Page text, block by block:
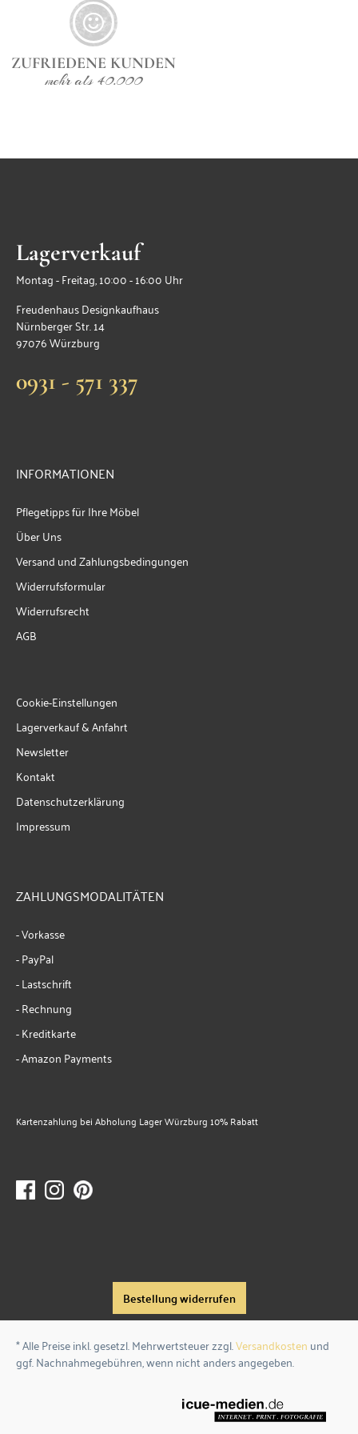
ZUFRIEDENE KUNDEN
mehr als 40.000
Lagerverkauf
Montag - Freitag, 10:00 - 16:00 Uhr
Freudenhaus Designkaufhaus
Nürnberger Str. 14
97076 Würzburg
0931 - 571 337
INFORMATIONEN
Pflegetipps für Ihre Möbel
Über Uns
Versand und Zahlungsbedingungen
Widerrufsformular
Widerrufsrecht
AGB
Cookie-Einstellungen
Lagerverkauf & Anfahrt
Newsletter
Kontakt
Datenschutzerklärung
Impressum
ZAHLUNGSMODALITÄTEN
- Vorkasse
- PayPal
- Lastschrift
- Rechnung
- Kreditkarte
- Amazon Payments
Kartenzahlung bei Abholung Lager Würzburg 10% Rabatt
Bestellung widerrufen
* Alle Preise inkl. gesetzl. Mehrwertsteuer zzgl.Versandkosten und
ggf. Nachnahmegebühren, wenn nicht anders angegeben.